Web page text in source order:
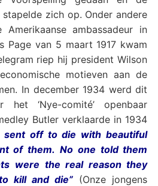
zich op. Onder andere
ambassadeur in
Page van 5 maart 1917 kwam
riep hij president Wilson
motieven aan de
In december 1934 werd dit
het ‘Nye-comité’ openbaar
Butler verklaarde in 1934
sent off to die with beautiful
of them. No one told them
were the real reason they
kill and die” (Onze jongens